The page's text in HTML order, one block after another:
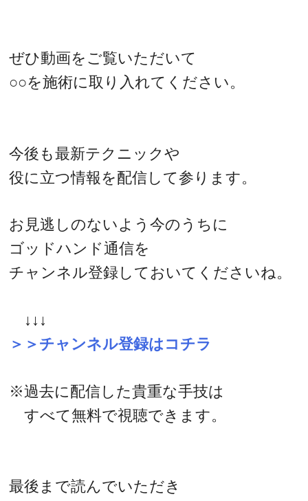
ぜひ動画をご覧いただいて
○○を施術に取り入れてください。
今後も最新テクニックや
役に立つ情報を配信して参ります。
お見逃しのないよう今のうちに
ゴッドハンド通信を
チャンネル登録しておいてくださいね。
↓↓↓
＞＞チャンネル登録はコチラ
※過去に配信した貴重な手技は
すべて無料で視聴できます。
最後まで読んでいただき